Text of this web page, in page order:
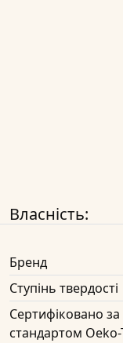
Власність:
Бренд
Ступінь твердості
Сертифіковано за
стандартом Oeko-